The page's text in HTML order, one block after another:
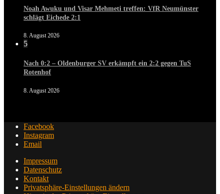
Noah Awuku und Visar Mehmeti treffen: VfR Neumünster
schlägt Eichede 2:1
8. August 2026
5
Nach 0:2 – Oldenburger SV erkämpft ein 2:2 gegen TuS
Rotenhof
8. August 2026
Facebook
Instagram
Email
Impressum
Datenschutz
Kontakt
Privatsphäre-Einstellungen ändern